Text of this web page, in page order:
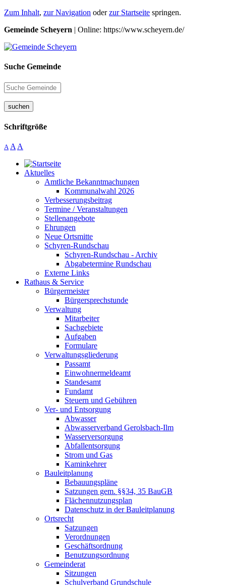
Zum Inhalt, zur Navigation oderzur Startseite springen.
Gemeinde Scheyern | Online: https://www.scheyern.de/
Suche Gemeinde
suchen
Schriftgröße
A A A
Aktuelles
Amtliche Bekanntmachungen
Kommunalwahl 2026
Verbesserungsbeitrag
Termine / Veranstaltungen
Stellenangebote
Ehrungen
Neue Ortsmitte
Schyren-Rundschau
Schyren-Rundschau - Archiv
Abgabetermine Rundschau
Externe Links
Rathaus & Service
Bürgermeister
Bürgersprechstunde
Verwaltung
Mitarbeiter
Sachgebiete
Aufgaben
Formulare
Verwaltungsgliederung
Passamt
Einwohnermeldeamt
Standesamt
Fundamt
Steuern und Gebühren
Ver- und Entsorgung
Abwasser
Abwasserverband Gerolsbach-Ilm
Wasserversorgung
Abfallentsorgung
Strom und Gas
Kaminkehrer
Bauleitplanung
Bebauungspläne
Satzungen gem. §§34, 35 BauGB
Flächennutzungsplan
Datenschutz in der Bauleitplanung
Ortsrecht
Satzungen
Verordnungen
Geschäftsordnung
Benutzungsordnung
Gemeinderat
Sitzungen
Schulverband Grundschule